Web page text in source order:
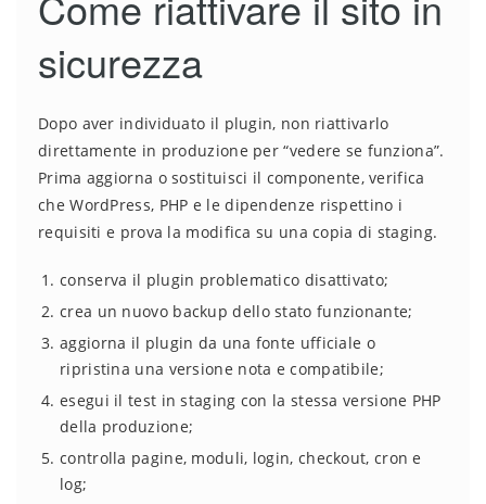
sicurezza
Dopo aver individuato il plugin, non riattivarlo
direttamente in produzione per “vedere se funziona”.
Prima aggiorna o sostituisci il componente, verifica
che WordPress, PHP e le dipendenze rispettino i
requisiti e prova la modifica su una copia di staging.
conserva il plugin problematico disattivato;
crea un nuovo backup dello stato funzionante;
aggiorna il plugin da una fonte ufficiale o
ripristina una versione nota e compatibile;
esegui il test in staging con la stessa versione PHP
della produzione;
controlla pagine, moduli, login, checkout, cron e
log;